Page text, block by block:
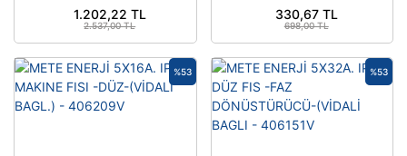
1.202,22 TL
2.537,00 TL
330,67 TL
698,00 TL
%53 %53